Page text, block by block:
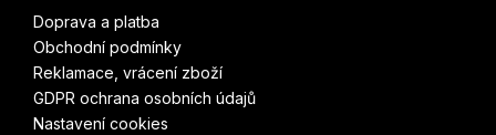
Doprava a platba
Obchodní podmínky
Reklamace, vrácení zboží
GDPR ochrana osobních údajů
Nastavení cookies